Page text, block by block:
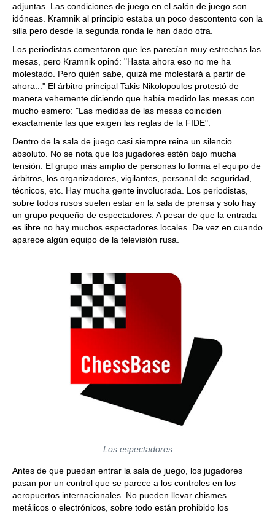
adjuntas. Las condiciones de juego en el salón de juego son
idóneas. Kramnik al principio estaba un poco descontento con la
silla pero desde la segunda ronda le han dado otra.
Los periodistas comentaron que les parecían muy estrechas las
mesas, pero Kramnik opinó: "Hasta ahora eso no me ha
molestado. Pero quién sabe, quizá me molestará a partir de
ahora..." El árbitro principal Takis Nikolopoulos protestó de
manera vehemente diciendo que había medido las mesas con
mucho esmero: "Las medidas de las mesas coinciden
exactamente las que exigen las reglas de la FIDE".
Dentro de la sala de juego casi siempre reina un silencio
absoluto. No se nota que los jugadores estén bajo mucha
tensión. El grupo más amplio de personas lo forma el equipo de
árbitros, los organizadores, vigilantes, personal de seguridad,
técnicos, etc. Hay mucha gente involucrada. Los periodistas,
sobre todos rusos suelen estar en la sala de prensa y solo hay
un grupo pequeño de espectadores. A pesar de que la entrada
es libre no hay muchos espectadores locales. De vez en cuando
aparece algún equipo de la televisión rusa.
Los espectadores
Antes de que puedan entrar la sala de juego, los jugadores
pasan por un control que se parece a los controles en los
aeropuertos internacionales. No pueden llevar chismes
metálicos o electrónicos, sobre todo están prohibido los